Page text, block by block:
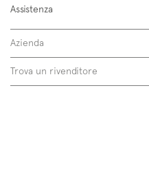
Assistenza
Azienda
Trova un rivenditore